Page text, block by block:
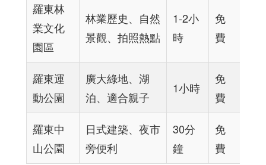
羅東林
業文化
園區
林業歷史、自然
景觀、拍照熱點
1-2小
時
免
費
羅東運
動公園
廣大綠地、湖
泊、適合親子
1小時
免
費
羅東中
山公園
日式建築、夜市
旁便利
30分
鐘
免
費